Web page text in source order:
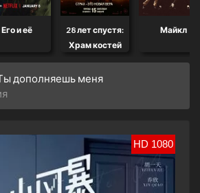
Его и её
28 лет спустя:
Храм костей
Майкл
дополняешь меня
HD 1080